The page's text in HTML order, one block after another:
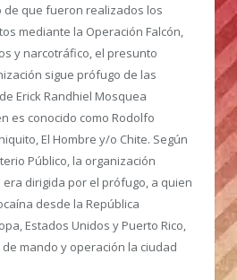
de que fueron realizados los
mediante la Operación Falcón,
y narcotráfico, el presunto
sigue prófugo de las
Erick Randhiel Mosquea
es conocido como Rodolfo
El Hombre y/o Chite. Según
Público, la organización
dirigida por el prófugo, a quien
desde la República
Estados Unidos y Puerto Rico,
mando y operación la ciudad